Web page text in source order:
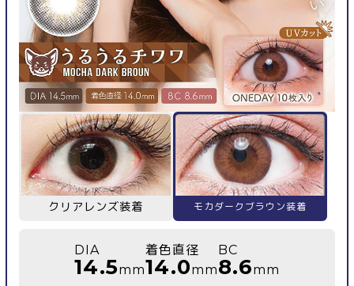
クリアレンズ装着 モカダークブラウン装着
DIA
14.5mm
着色直径
14.0mm
BC
8.6mm